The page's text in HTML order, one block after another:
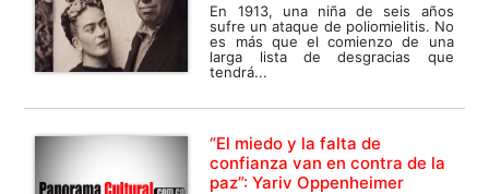
En 1913, una niña de seis años
sufre un ataque de poliomielitis. No
es más que el comienzo de una
larga lista de desgracias que
tendrá...
“El miedo y la falta de
confianza van en contra de la
paz”: Yariv Oppenheimer